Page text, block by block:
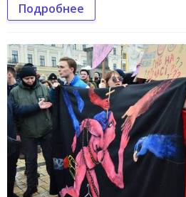
Подробнее